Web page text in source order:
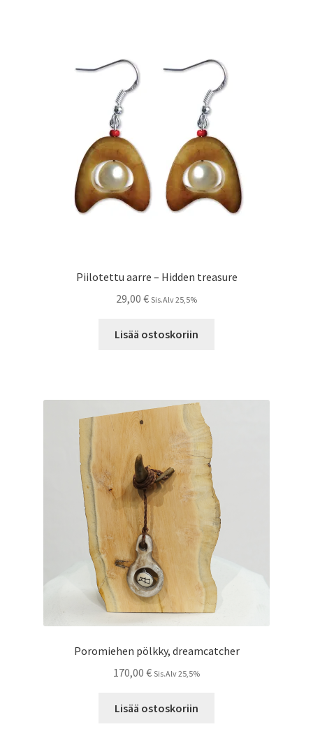
Piilotettu aarre – Hidden treasure
29,00 € Sis.Alv 25,5%
Lisää ostoskoriin
Poromiehen pölkky, dreamcatcher
170,00 € Sis.Alv 25,5%
Lisää ostoskoriin